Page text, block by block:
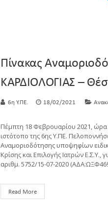
Πίνακας
ΚΑΡΔΙΟΛΟΓΙΑΣ –
6η Υ.ΠΕ. 18/02/2021
Πέμπτη 18 Φεβρουαρίου 2021,
ιστότοπο της 6ης Υ.ΠΕ.
Αναμοριοδότησης υποψηφίων
Κρίσης και Επιλογής Ιατρών
αριθμ. 5752/15-07-2020
Read More